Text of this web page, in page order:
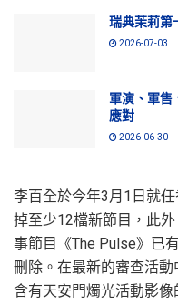
瑞典茉莉第
2026-07-03
軍演、軍售
應對
2026-06-30
李百全於今年3月1日就
掉至少12檔新節目，此
事節目《The Pulse》已
刪除。在最新的審查活
含有天安門燭光活動影像